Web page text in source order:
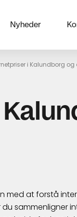
Nyheder
i Kalundborg og
at forstå
sammenligner